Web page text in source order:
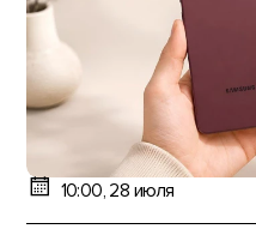
10:00, 28 июля